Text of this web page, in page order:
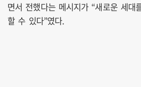
면서 전했다는 메시지가 “새로운 세대
할 수 있다”였다.